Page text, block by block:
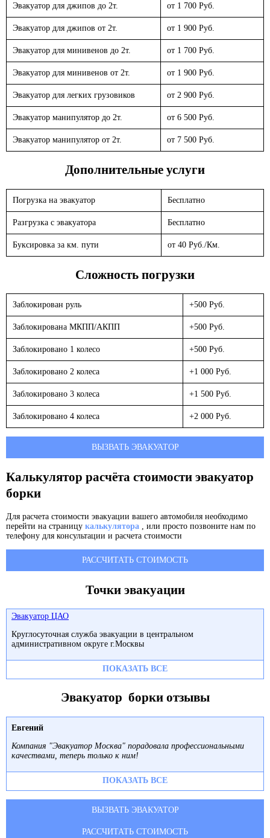
Эвакуатор для джипов до 2т. от 1 700 Руб.
Эвакуатор для джипов от 2т. от 1 900 Руб.
Эвакуатор для минивенов до 2т. от 1 700 Руб.
Эвакуатор для минивенов от 2т. от 1 900 Руб.
Эвакуатор для легких грузовиков от 2 900 Руб.
Эвакуатор манипулятор до 2т. от 6 500 Руб.
Эвакуатор манипулятор от 2т. от 7 500 Руб.
Дополнительные услуги
Погрузка на эвакуатор Бесплатно
Разгрузка с эвакуатора Бесплатно
Буксировка за км. пути от 40 Руб./Км.
Сложность погрузки
Заблокирован руль +500 Руб.
Заблокирована МКПП/АКПП +500 Руб.
Заблокировано 1 колесо +500 Руб.
Заблокировано 2 колеса +1 000 Руб.
Заблокировано 3 колеса +1 500 Руб.
Заблокировано 4 колеса +2 000 Руб.
ВЫЗВАТЬ ЭВАКУАТОР
Калькулятор расчёта стоимости эвакуатор
борки
Для расчета стоимости эвакуации вашего автомобиля необходимо
перейти на страницу калькулятора , или просто позвоните нам по
телефону для консультации и расчета стоимости
РАССЧИТАТЬ СТОИМОСТЬ
Точки эвакуации
Эвакуатор ЦАО
Круглосуточная служба эвакуации в центральном
административном округе г.Москвы
ПОКАЗАТЬ ВСЕ
Эвакуатор борки отзывы
Евгений
Компания "Эвакуатор Москва" порадовала профессиональными
качествами, теперь только к ним!
ПОКАЗАТЬ ВСЕ
ВЫЗВАТЬ ЭВАКУАТОР
РАССЧИТАТЬ СТОИМОСТЬ